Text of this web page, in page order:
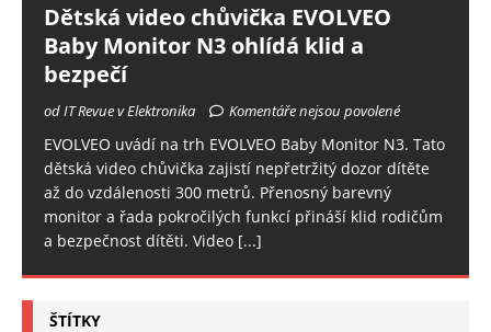
Dětská video chůvička EVOLVEO
Baby Monitor N3 ohlídá klid a
bezpečí
od IT Revue v Elektronika Komentáře nejsou povolené
EVOLVEO uvádí na trh EVOLVEO Baby Monitor N3. Tato
dětská video chůvička zajistí nepřetržitý dozor dítěte
až do vzdálenosti 300 metrů. Přenosný barevný
monitor a řada pokročilých funkcí přináší klid rodičům
a bezpečnost dítěti. Video [...]
ŠTÍTKY